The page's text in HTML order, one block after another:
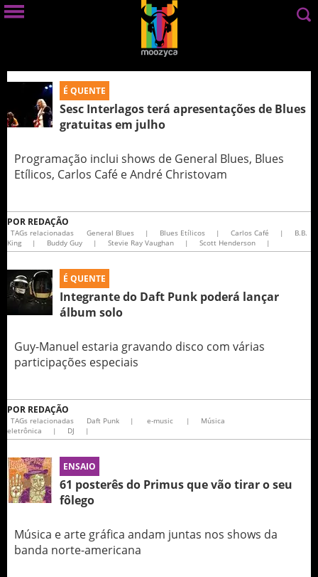
É QUENTE
Sesc Interlagos terá apresentações de Blues
gratuitas em julho
Programação inclui shows de General Blues, Blues
Etílicos, Carlos Café e André Christovam
POR REDAÇÃO
TAGs relacionadas General Blues | Blues Etílicos | Carlos Café |
B.B.
King
| Buddy Guy | Stevie Ray Vaughan | Scott Henderson |
É QUENTE
Integrante do Daft Punk poderá lançar
álbum solo
Guy-Manuel estaria gravando disco com várias
participações especiais
POR REDAÇÃO
TAGs relacionadas Daft Punk | e-music |
Música
eletrônica
| DJ |
ENSAIO
61 posterês do Primus que vão tirar o seu
fôlego
Música e arte gráfica andam juntas nos shows da
banda norte-americana